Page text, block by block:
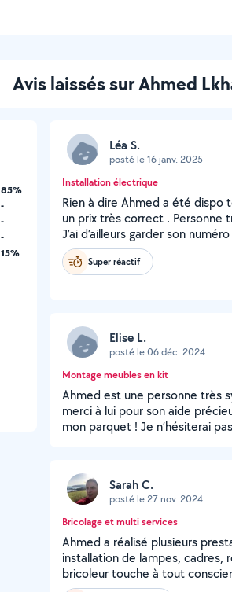
Avis laissés sur Ahmed
85%
-
-
-
15%
Léa S.
posté le 16 janv. 2025
Installation électrique
Rien à dire Ahmed a été
un prix très correct . Personne
J’ai d’ailleurs garder son
Super réactif
Elise L.
posté le 06 déc. 2024
Montage meubles en kit
Ahmed est une personne très
merci à lui pour son aide
mon parquet ! Je n’hésiterai
Sarah C.
posté le 27 nov. 2024
Bricolage et multi services
Ahmed a réalisé plusieurs
installation de lampes, cadres,
bricoleur touche à tout